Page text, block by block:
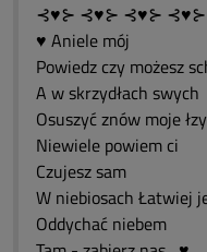
⊰♥⊱ ⊰♥⊱ ⊰♥⊱
♥ Aniele mój
Powiedz czy możesz
A w skrzydłach swych
Osuszyć znów moje łzy
Niewiele powiem ci
Czujesz sam
W niebiosach Łatwiej
Oddychać niebem